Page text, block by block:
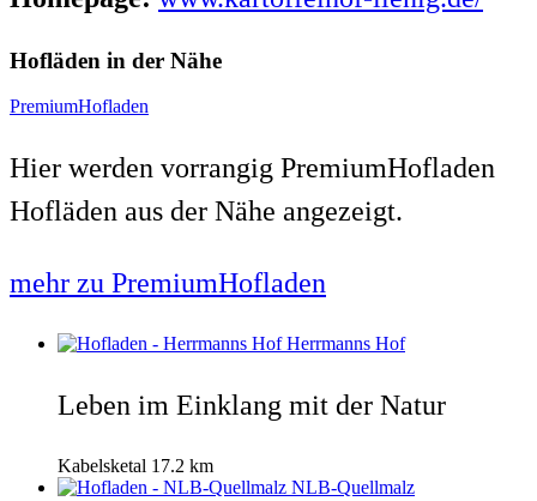
Hofläden in der Nähe
PremiumHofladen
Hier werden vorrangig PremiumHofladen
Hofläden aus der Nähe angezeigt.
mehr zu PremiumHofladen
Herrmanns Hof
Leben im Einklang mit der Natur
Kabelsketal 17.2 km
NLB-Quellmalz